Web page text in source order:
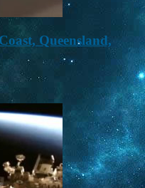
Queensland,